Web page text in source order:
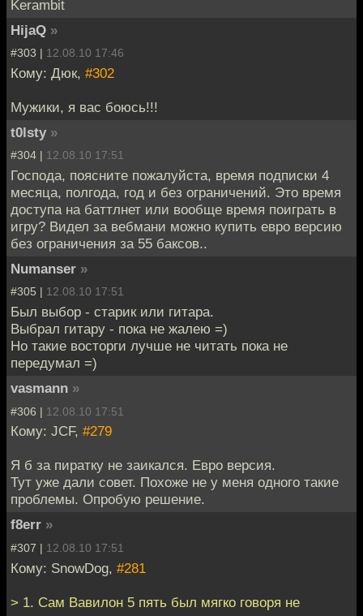
Kerambit
HijaQ »
#303 | 12.08.10 17:46
Кому: Дюк, #302
Мужики, я вас боюсь!!!
t0lsty »
#304 | 12.08.10 17:51
Господа, поясните пожалуйста, время подписки 4
месяца, полгода, год и без ограничений. Это время
доступа на баттлнет или вообще время поиграть в
игру? Видел за вебмани можно купить евро версию
без ограничения за 55 баксов..
Numanser »
#305 | 12.08.10 17:51
Был выбор - старик или гитара.
Выбрал гитару - пока не жалею =)
Но такие восторги лучше не читать пока не
передумал =)
vasmann »
#306 | 12.08.10 17:51
Кому: JCF, #279
Я б за пиратку не заикался. Евро версия.
Тут уже дали совет. Похоже не у меня одного такие
проблемы. Опробую решение.
f8err »
#307 | 12.08.10 17:51
Кому: SnowDog, #281
> 1. Сам Вавилон 5 пять был мягко говоря не